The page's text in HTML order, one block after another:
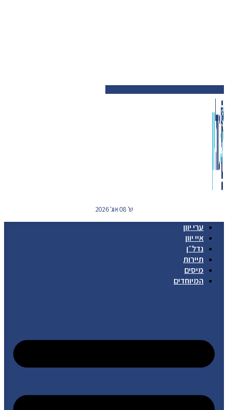
ש' 08 אוג' 2026
ערי יוון
איי יוון
נדל״ן
תיירות
מיסים
המיוחדים